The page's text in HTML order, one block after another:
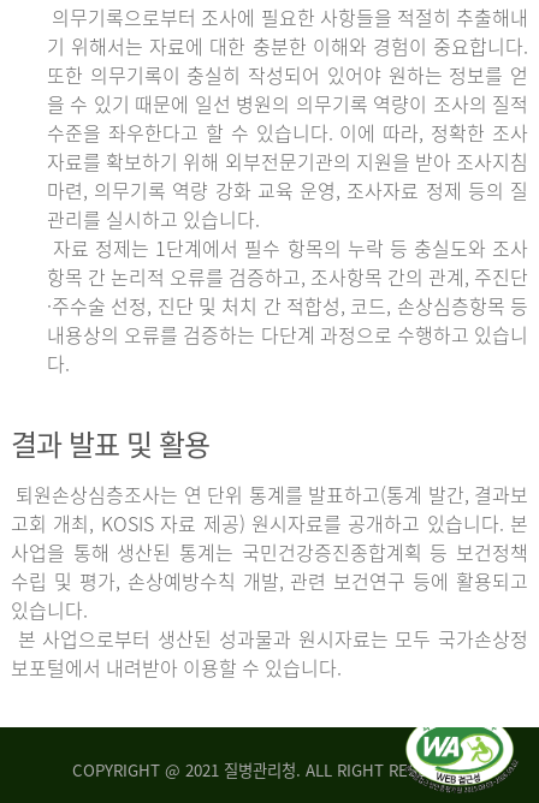
의무기록으로부터 조사에 필요한 사항들을 적절히 추출해내
기 위해서는 자료에 대한 충분한 이해와 경험이 중요합니다.
또한 의무기록이 충실히 작성되어 있어야 원하는 정보를 얻
을 수 있기 때문에 일선 병원의 의무기록 역량이 조사의 질적
수준을 좌우한다고 할 수 있습니다. 이에 따라, 정확한 조사
자료를 확보하기 위해 외부전문기관의 지원을 받아 조사지침
마련, 의무기록 역량 강화 교육 운영, 조사자료 정제 등의 질
관리를 실시하고 있습니다.
자료 정제는 1단계에서 필수 항목의 누락 등 충실도와 조사
항목 간 논리적 오류를 검증하고, 조사항목 간의 관계, 주진단
·주수술 선정, 진단 및 처치 간 적합성, 코드, 손상심층항목 등
내용상의 오류를 검증하는 다단계 과정으로 수행하고 있습니
다.
결과 발표 및 활용
퇴원손상심층조사는 연 단위 통계를 발표하고(통계 발간, 결과보
고회 개최, KOSIS 자료 제공) 원시자료를 공개하고 있습니다. 본
사업을 통해 생산된 통계는 국민건강증진종합계획 등 보건정책
수립 및 평가, 손상예방수칙 개발, 관련 보건연구 등에 활용되고
있습니다.
본 사업으로부터 생산된 성과물과 원시자료는 모두 국가손상정
보포털에서 내려받아 이용할 수 있습니다.
COPYRIGHT @ 2021 질병관리청. ALL RIGHT RESERVED